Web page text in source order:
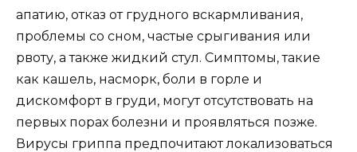
апатию, отказ от грудного вскармливания,
проблемы со сном, частые срыгивания или
рвоту, а также жидкий стул. Симптомы, такие
как кашель, насморк, боли в горле и
дискомфорт в груди, могут отсутствовать на
первых порах болезни и проявляться позже.
Вирусы гриппа предпочитают локализоваться